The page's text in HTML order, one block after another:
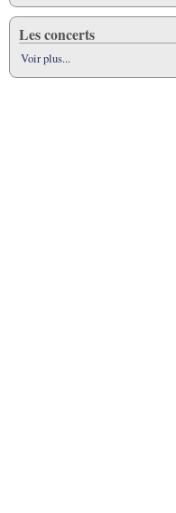
Les concerts
Voir plus...